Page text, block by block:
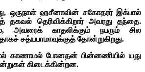
ஒருநாள் ஹசீனாவின் சகோதரர் இக்பால்
தெரிவிக்கிறார் அவரது தந்தை.
அவரைக் காதலிக்கும் நபரும் சில
சத்யபாமாவுக்குத் தோன்றுகிறது.
காணாமல் போனதன் பின்னணியில் யது
கிடைக்கின்றன.